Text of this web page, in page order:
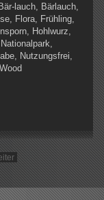
lauch, Bärlauch,
Flora, Frühling,
Hohlwurz,
Nutzungsfrei,